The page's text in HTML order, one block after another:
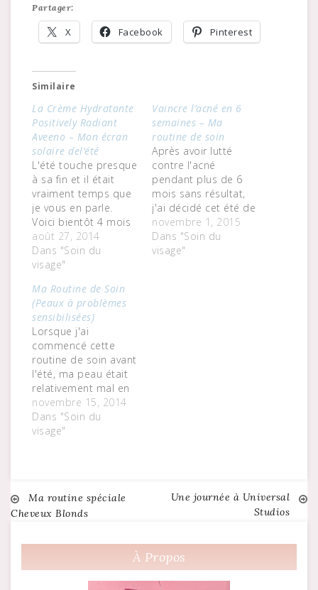
Partager:
X Facebook Pinterest
Similaire
La Crème Hydratante
Positively Radiant
Aveeno – Mon écran
solaire del’été
L'été touche presque
à sa fin et il était
vraiment temps que
je vous en parle.
Voici bientôt 4 mois
que la Crème
Hydratante Positively
Radiant d'Aveeno est
hydratant quotidien
préféré. Aussitôt
essayée, aussitôt
adoptée ! D'abord
parce qu'elle a sauvé
ma peau de la
catastrophe qu'elle
vivait…
août 27, 2014
Dans "Soin du
visage"
Vaincre l’acné en 6
semaines – Ma
routine de soin
Après avoir lutté
contre l'acné
pendant plus de 6
mois sans résultat,
j'ai décidé cet été de
consulter une
dermatologue. J'ai
toujours plus ou
novembre 1, 2015
Dans "Soin du
visage"
Ma Routine de Soin
(Peaux à problèmes
sensibilisées)
Lorsque j'ai
commencé cette
routine de soin avant
l'été, ma peau était
relativement mal en
point : boutons,
rougeurs et
sensibilité étaient
sérieusement à
s'éterniser. J'ai donc
radicalement tout
d'autres plus
novembre 15, 2014
Dans "Soin du
visage"
Navigation
de
l’article
Ma routine spéciale
Cheveux Blonds
Une journée à Universal
Studios
À Propos